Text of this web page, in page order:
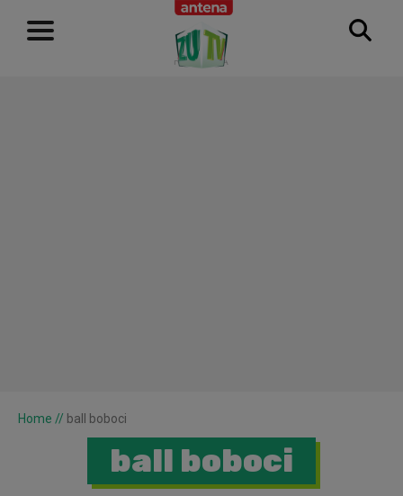
RECLAMĂ
Home // ball boboci
ball boboci